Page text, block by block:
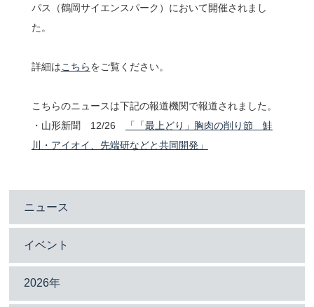
問い合わせ
アクセス
パス（鶴岡サイエンスパーク）において開催されまし
た。
詳細はこちらをご覧ください。
こちらのニュースは下記の報道機関で報道されました。
・山形新聞 12/26
「「最上どり」胸肉の削り節 鮭
川・アイオイ、先端研などと共同開発」
ニュース
イベント
2026年